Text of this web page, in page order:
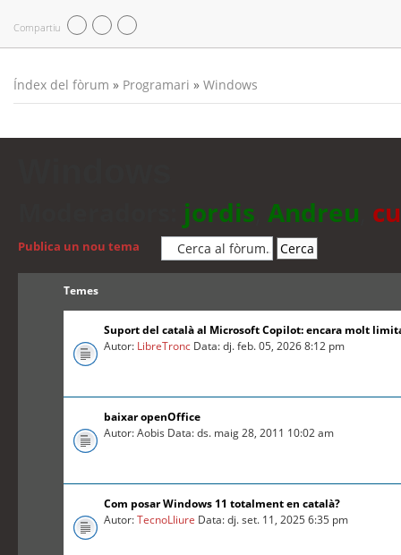
Compartiu
Índex del fòrum » Programari » Windows
jordis Andreu
Publica un nou tema
Temes
Suport del català al Microsoft Copilot: encara molt
Autor: LibreTronc Data: dj. feb. 05, 2026 8:12 pm
baixar openOffice
Autor: Aobis Data: ds. maig 28, 2011 10:02 am
Com posar Windows 11 totalment en català?
Autor:TecnoLliure Data: dj. set. 11, 2025 6:35 pm